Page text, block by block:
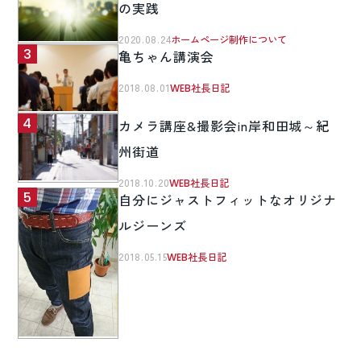
の実践
2020.08.24ホームページ制作について
亀ちゃん講演会
2018.08.01WEB社長日記
カメラ講座&撮影会in岸和田城～紀
州街道
2018.10.20WEB社長日記
自分にジャストフィットなオリジナ
ルジーンズ
2018.05.15WEB社長日記